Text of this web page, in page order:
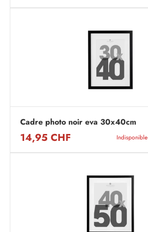
Cadre photo noir eva 30x40cm
14,95 CHF Indisponible